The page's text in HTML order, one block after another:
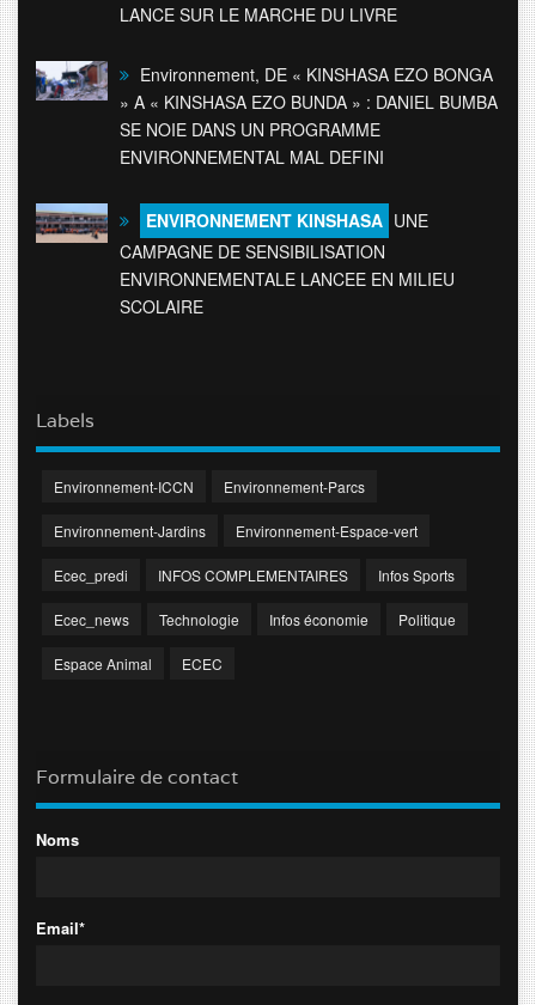
LANCE SUR LE MARCHE DU LIVRE
Environnement, DE « KINSHASA EZO BONGA
» A « KINSHASA EZO BUNDA » : DANIEL BUMBA
SE NOIE DANS UN PROGRAMME
ENVIRONNEMENTAL MAL DEFINI
ENVIRONNEMENT KINSHASA UNE
CAMPAGNE DE SENSIBILISATION
ENVIRONNEMENTALE LANCEE EN MILIEU
SCOLAIRE
Labels
Environnement-ICCN Environnement-Parcs
Environnement-Jardins Environnement-Espace-vert
Ecec_predi INFOS COMPLEMENTAIRES Infos Sports
Ecec_news Technologie Infos économie Politique
Espace Animal ECEC
Formulaire de contact
Noms
Email*